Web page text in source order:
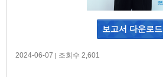
보고서 다운로드
2024-06-07 | 조회수 2,601